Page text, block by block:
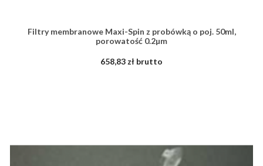
Filtry membranowe Maxi-Spin z probówką o poj. 50ml,
porowatość 0.2µm
658,83 zł brutto